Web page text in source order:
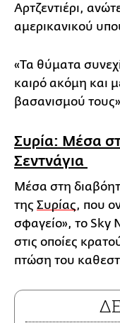
Αρτζεντιέρι,
αμερικανικού
«Τα θύματα
καιρό ακόμη και
βασανισμού
Συρία: Μέσα
Σεντνάγια
Μέσα στη
της Συρίας, που
σφαγείο», το Sky
στις οποίες
πτώση του